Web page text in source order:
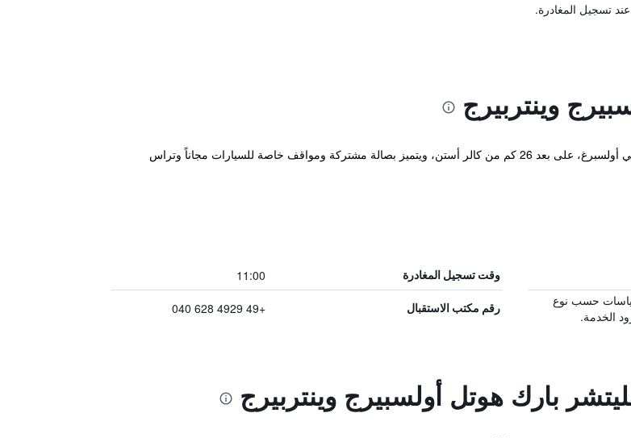
تسجيل المغادرة.
وينتربيرج
يقع مكان إقامة "Fletcher Parkhotel Olsberg-Winterberg" في أولسبرغ، على بعد 26 كم من كالر أستن، ويتميز بصالة مشتركة ومواقف خاصة للسيارات مجاناً وتراس
وقت تسجيل المغادرة 11:00
حسب نوع
الخدمة.
رقم مكتب الاستقبال +49 4929 628 040
بارك هوتل أولسبيرج وينتربيرج